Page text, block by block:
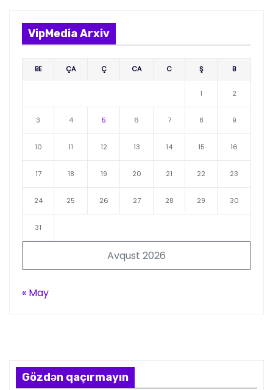
VipMedia Arxiv
Avqust 2026
BE ÇA Ç CA C Ş B
1 2
3 4 5 6 7 8 9
10 11 12 13 14 15 16
17 18 19 20 21 22 23
24 25 26 27 28 29 30
31
« May
Gözdən qaçırmayın